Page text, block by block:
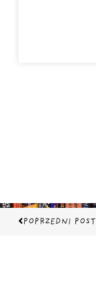
Prev
POPRZEDNI POST